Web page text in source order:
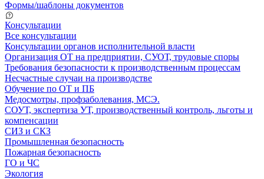
Формы/шаблоны документов
Консультации
Все консультации
Консультации органов исполнительной власти
Организация ОТ на предприятии, СУОТ, трудовые споры
Требования безопасности к производственным процессам
Несчастные случаи на производстве
Обучение по ОТ и ПБ
Медосмотры, профзаболевания, МСЭ.
СОУТ, экспертиза УТ, производственный контроль, льготы и
компенсации
СИЗ и СКЗ
Промышленная безопасность
Пожарная безопасность
ГО и ЧС
Экология